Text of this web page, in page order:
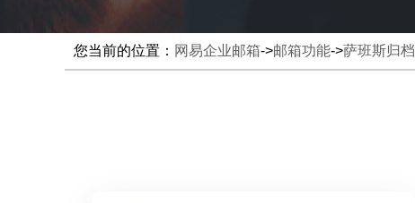
您当前的位置： 网易企业邮箱->邮箱功能->萨班斯归档